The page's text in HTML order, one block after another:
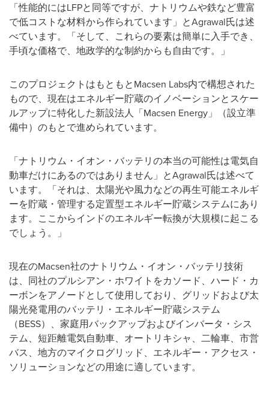
「性能的にはLFPと同等ですが、ナトリウムや鉄など豊富
で低コストな材料から作られています」とAgrawal氏は述
べています。「そして、これらの要素は簡単に入手でき、
手頃な価格で、地政学的な制約からも自由です。」
このプロジェクトはもともとMacsen Labs内で構想された
もので、現在はエネルギー貯蔵のイノベーションとスケー
ルアップに特化した新設法人「Macsen Energy」（設立準
備中）のもとで進められています。
「ナトリウム・イオン・バッテリの本当の可能性は電気自
動車だけにあるのではありません」とAgrawal氏は述べて
います。「それは、太陽光や風力などの再生可能エネルギ
ーを貯蔵・管理する定置型エネルギー貯蔵システムにあり
ます。ここからインドのエネルギー転換が大規模に起こる
でしょう。」
現在のMacsen社のナトリウム・イオン・バッテリ技術
は、同社のプルシアン・ホワイトをカソード、ハード・カ
ーボンをアノードとして使用しており、グリッドおよび太
陽光発電用のバッテリ・エネルギー貯蔵システム
（BESS）、家庭用バックアップおよびインバータ・シス
テム、短距離電気自動車、オートリキシャ、二輪車、市営
バス、地方のマイクログリッド、エネルギー・アクセス・
ソリューションなどの用途に適しています。